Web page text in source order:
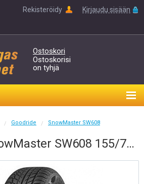
Rekisteröidy Kirjaudu sisään
Ostoskori
Ostoskorisi
on tyhjä
/ Goodride / SnowMaster SW608
Goodride SnowMaster SW608 155/70-13 T 75